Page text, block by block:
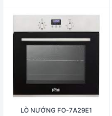
LÒ NƯỚNG FO-7A29E1